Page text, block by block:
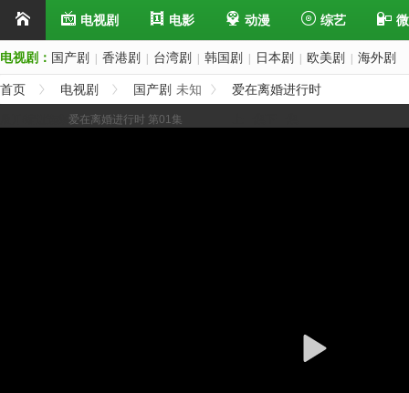
电视剧 电影 动漫 综艺
电视剧： 国产剧 香港剧 台湾剧 韩国剧 日本剧 欧美剧 海外剧
首页 电视剧 国产剧 未知 爱在离婚进行时
爱在离婚进行时 第01集